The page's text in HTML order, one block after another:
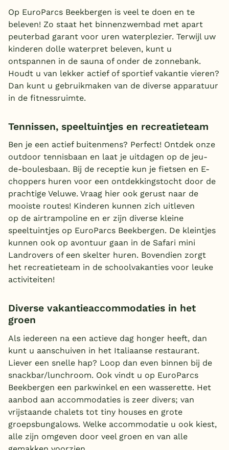
Op EuroParcs Beekbergen is veel te doen en te
beleven! Zo staat het binnenzwembad met apart
peuterbad garant voor uren waterplezier. Terwijl uw
kinderen dolle waterpret beleven, kunt u
ontspannen in de sauna of onder de zonnebank.
Houdt u van lekker actief of sportief vakantie vieren?
Dan kunt u gebruikmaken van de diverse apparatuur
in de fitnessruimte.
Tennissen, speeltuintjes en recreatieteam
Ben je een actief buitenmens? Perfect! Ontdek onze
outdoor tennisbaan en laat je uitdagen op de jeu-
de-boulesbaan. Bij de receptie kun je fietsen en E-
choppers huren voor een ontdekkingstocht door de
prachtige Veluwe. Vraag hier ook gerust naar de
mooiste routes! Kinderen kunnen zich uitleven
op de airtrampoline en er zijn diverse kleine
speeltuintjes op EuroParcs Beekbergen. De kleintjes
kunnen ook op avontuur gaan in de Safari mini
Landrovers of een skelter huren. Bovendien zorgt
het recreatieteam in de schoolvakanties voor leuke
activiteiten!
Diverse vakantieaccommodaties in het
groen
Als iedereen na een actieve dag honger heeft, dan
kunt u aanschuiven in het Italiaanse restaurant.
Liever een snelle hap? Loop dan even binnen bij de
snackbar/lunchroom. Ook vindt u op EuroParcs
Beekbergen een parkwinkel en een wasserette. Het
aanbod aan accommodaties is zeer divers; van
vrijstaande chalets tot tiny houses en grote
groepsbungalows. Welke accommodatie u ook kiest,
alle zijn omgeven door veel groen en van alle